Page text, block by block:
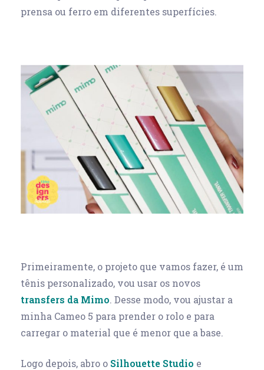
prensa ou ferro em diferentes superfícies.
Primeiramente, o projeto que vamos fazer, é um
tênis personalizado, vou usar os novos
transfers da Mimo. Desse modo, vou ajustar a
minha Cameo 5 para prender o rolo e para
carregar o material que é menor que a base.
Logo depois, abro o Silhouette Studio e